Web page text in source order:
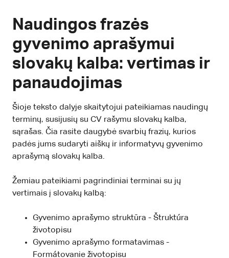
Naudingos frazės
gyvenimo aprašymui
slovakų kalba: vertimas ir
panaudojimas
Šioje teksto dalyje skaitytojui pateikiamas naudingų
terminų, susijusių su CV rašymu slovakų kalba,
sąrašas. Čia rasite daugybė svarbių frazių, kurios
padės jums sudaryti aiškų ir informatyvų gyvenimo
aprašymą slovakų kalba.
Žemiau pateikiami pagrindiniai terminai su jų
vertimais į slovakų kalbą:
Gyvenimo aprašymo struktūra - Štruktúra
životopisu
Gyvenimo aprašymo formatavimas -
Formátovanie životopisu